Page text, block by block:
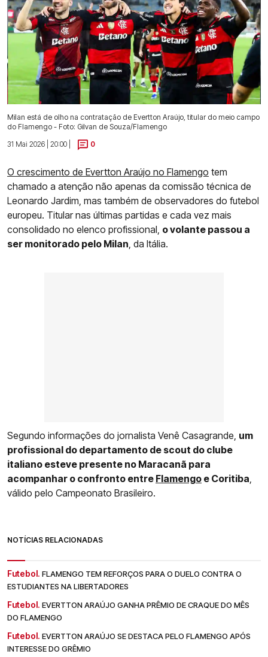
Milan está de olho na contratação de Evertton Araújo, titular do meio campo
do Flamengo - Foto: Gilvan de Souza/Flamengo
31 Mai 2026 | 20:00 |
0
O crescimento de Evertton Araújo no Flamengo tem
chamado a atenção não apenas da comissão técnica de
Leonardo Jardim, mas também de observadores do futebol
europeu. Titular nas últimas partidas e cada vez mais
consolidado no elenco profissional, o volante passou a
ser monitorado pelo Milan , da Itália.
Segundo informações do jornalista Venê Casagrande, um
profissional do departamento de scout do clube
italiano esteve presente no Maracanã para
acompanhar o confronto entre Flamengo e Coritiba
válido pelo Campeonato Brasileiro.
NOTÍCIAS RELACIONADAS
Futebol. FLAMENGO TEM REFORÇOS PARA O DUELO CONTRA O
ESTUDIANTES NA LIBERTADORES
Futebol. EVERTTON ARAÚJO GANHA PRÊMIO DE CRAQUE DO MÊS
DO FLAMENGO
Futebol. EVERTTON ARAÚJO SE DESTACA PELO FLAMENGO APÓS
INTERESSE DO GRÊMIO